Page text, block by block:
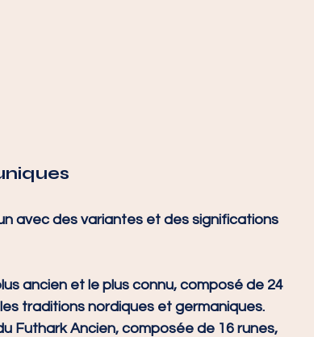
avec des variantes et des significations
ancien et le plus connu, composé de 24
traditions nordiques et germaniques.
Futhark Ancien, composée de 16 runes,